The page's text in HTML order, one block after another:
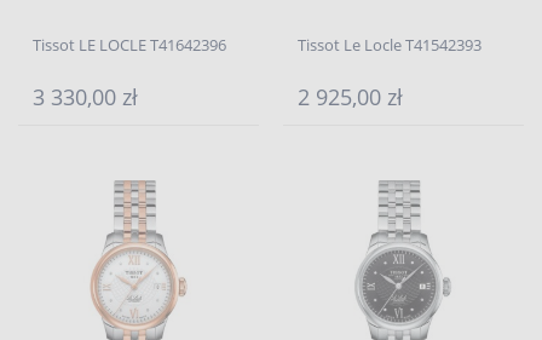
Tissot LE LOCLE T41642396
3 330,00 zł
Tissot Le Locle T41542393
2 925,00 zł